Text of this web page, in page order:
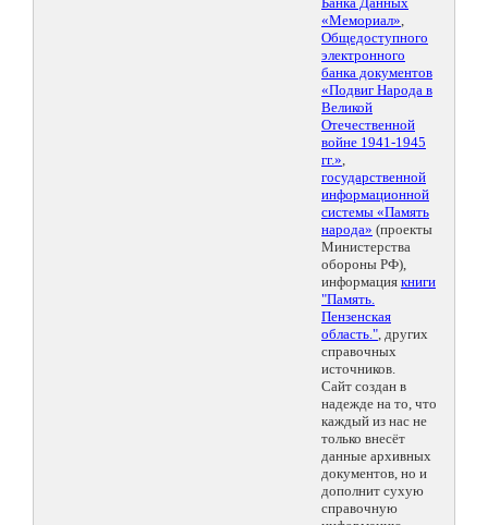
«Мемориал»,
Общедоступного
электронного
банка документов
«Подвиг Народа в
Великой
Отечественной
войне 1941-1945
гг.»,
государственной
информационной
системы «Память
народа» (проекты
Министерства
обороны РФ),
информация книги
"Память.
Пензенская
область.", других
справочных
источников.
Сайт создан в
надежде на то, что
каждый из нас не
только внесёт
данные архивных
документов, но и
дополнит сухую
справочную